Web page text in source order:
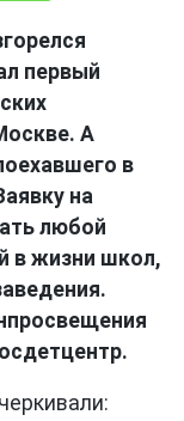
первый
А
в
на
любой
в жизни школ,